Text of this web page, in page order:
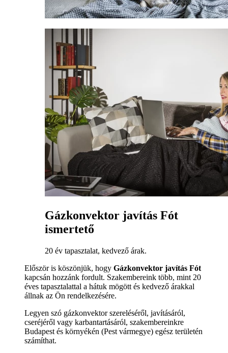
Gázkonvektor javítás Fót
ismertető
20 év tapasztalat, kedvező árak.
Először is köszönjük, hogy Gázkonvektor javítás Fót
kapcsán hozzánk fordult. Szakembereink több, mint 20
éves tapasztalattal a hátuk mögött és kedvező árakkal
állnak az Ön rendelkezésére.
Legyen szó gázkonvektor szereléséről, javításáról,
cseréjéről vagy karbantartásáról, szakembereinkre
Budapest és környékén (Pest vármegye) egész területén
számíthat.